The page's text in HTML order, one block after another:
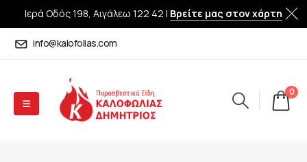
Ιερά Οδός 198, Αιγάλεω 122 42 | Βρείτε μας στον χάρτη
info@kalofolias.com
0